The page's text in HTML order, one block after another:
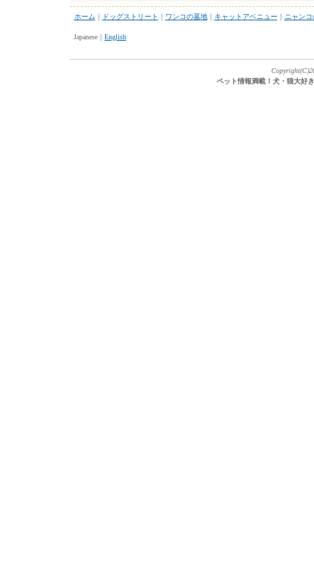
ホーム ｜ ドッグストリート ｜ ワンコの墓地｜ キャットアベニュー ｜ ニャン
Japanese｜ English
ペット情報満載！犬・猫大好